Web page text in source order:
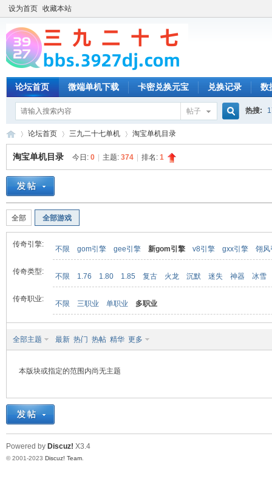
设为首页 收藏本站
论坛首页 微端单机下载 卡密兑换元宝 兑换记录 数
帖子 热搜:
»
论坛首页 三九二十七单机 淘宝单机目录
淘宝单机目录 今日: 0 主题: 374 排名: 1
全部 全部游戏
传奇引擎:
不限 gom引擎 gee引擎 新gom引擎 v8引擎 gxx引擎 翎风
传奇类型:
不限 1.76 1.80 1.85 复古 火龙 沉默 迷失 神器 冰雪
传奇职业:
不限 三职业 单职业 多职业
全部主题 最新 热门 热帖 精华 更多
本版块或指定的范围内尚无主题
Powered by Discuz! X3.4
© 2001-2023 Discuz! Team.